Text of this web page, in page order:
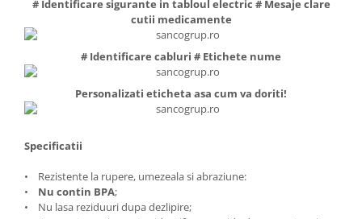
# Identificare sigurante in tabloul electric # Mesaje clare
cutii medicamente
# Identificare cabluri # Etichete nume
Personalizati eticheta asa cum va doriti!
Specificatii
• Rezistente la rupere, umezeala si abraziune:
• Nu contin BPA;
• Nu lasa reziduuri dupa dezlipire;